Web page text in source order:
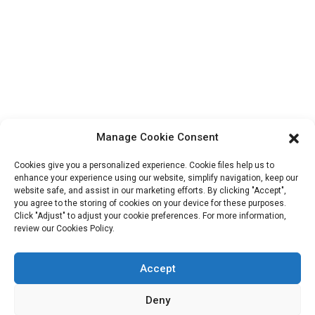
informations sur nos offres.
Contactez-Nous
Manage Cookie Consent
Cookies give you a personalized experience. Cookie files help us to
enhance your experience using our website, simplify navigation, keep our
website safe, and assist in our marketing efforts. By clicking "Accept",
you agree to the storing of cookies on your device for these purposes.
Click "Adjust" to adjust your cookie preferences. For more information,
review our Cookies Policy.
Accept
Deny